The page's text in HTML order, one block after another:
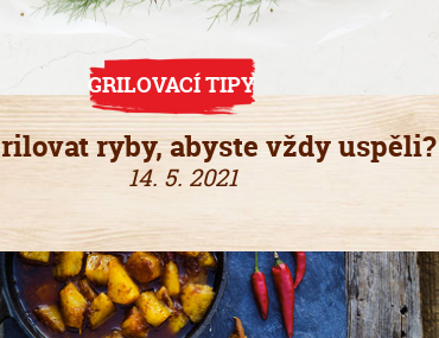
GRILOVACÍ TIPY
ryby, abyste vždy uspěli?
14. 5. 2021